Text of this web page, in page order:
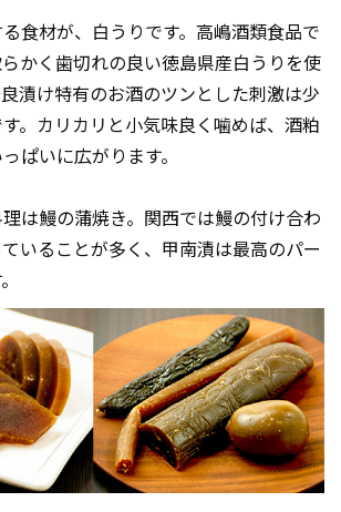
食材が、白うりです。高嶋酒類食品で
かく歯切れの良い徳島県産白うりを使
漬け特有のお酒のツンとした刺激は少
。カリカリと小気味良く噛めば、酒粕
ぱいに広がります。
は鰻の蒲焼き。関西では鰻の付け合わ
いることが多く、甲南漬は最高のパー